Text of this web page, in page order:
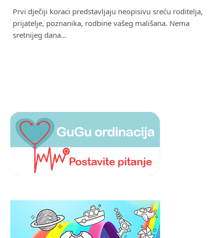
Prvi dječiji koraci predstavljaju neopisivu sreću roditelja,
prijatelje, poznanika, rodbine vašeg mališana. Nema
sretnijeg dana…